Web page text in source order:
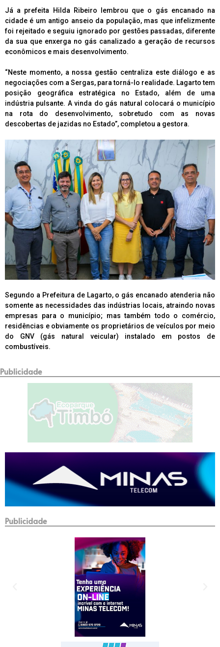
Já a prefeita Hilda Ribeiro lembrou que o gás encanado na
cidade é um antigo anseio da população, mas que infelizmente
foi rejeitado e seguiu ignorado por gestões passadas, diferente
da sua que enxerga no gás canalizado a geração de recursos
econômicos e mais desenvolvimento.
“Neste momento, a nossa gestão centraliza este diálogo e as
negociações com a Sergas, para torná-lo realidade. Lagarto tem
posição geográfica estratégica no Estado, além de uma
indústria pulsante. A vinda do gás natural colocará o município
na rota do desenvolvimento, sobretudo com as novas
descobertas de jazidas no Estado”, completou a gestora.
Segundo a Prefeitura de Lagarto, o gás encanado atenderia não
somente as necessidades das indústrias locais, atraindo novas
empresas para o município; mas também todo o comércio,
residências e obviamente os proprietários de veículos por meio
do GNV (gás natural veicular) instalado em postos de
combustíveis.
Publicidade
Publicidade